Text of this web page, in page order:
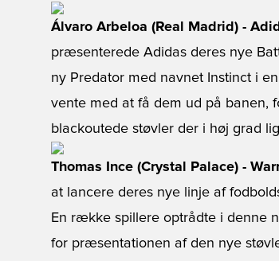
Álvaro Arbeloa (Real Madrid) -
præsenterede Adidas deres nye
ny Predator med navnet Instinct i
vente med at få dem ud på banen,
blackoutede støvler der i høj grad
Thomas Ince (Crystal Palace) -
at lancere deres nye linje af
En række spillere optrådte i denne
for præsentationen af den nye